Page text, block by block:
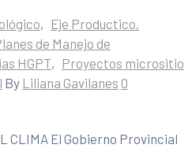
‚ Eje Productico.
de Manejo de
HGPT‚ Proyectos micrositio
By Liliana Gavilanes 0
CLIMA El Gobierno Provincial